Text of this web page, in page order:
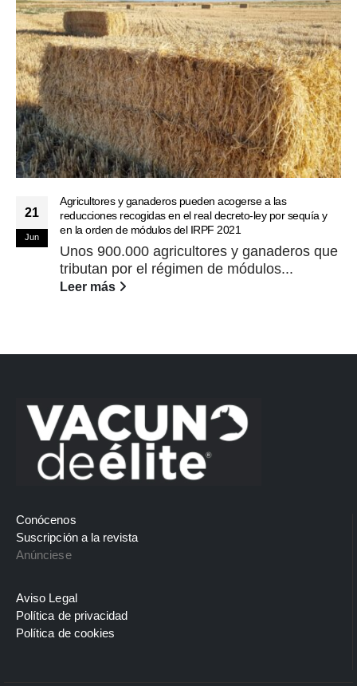
21
Jun
Agricultores y ganaderos pueden acogerse a las
reducciones recogidas en el real decreto-ley por sequía y
en la orden de módulos del IRPF 2021
Unos 900.000 agricultores y ganaderos que
tributan por el régimen de módulos...
Leer más
Conócenos
Suscripción a la revista
Anúnciese
Aviso Legal
Política de privacidad
Política de cookies